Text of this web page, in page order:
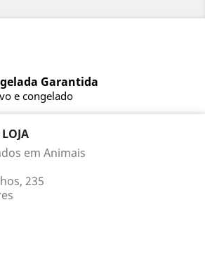
Garantida
e congelado
em Animais
235